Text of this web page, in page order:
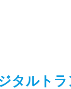
タルト